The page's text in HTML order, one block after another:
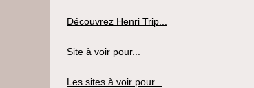
Découvrez Henri Trip...
Site à voir pour...
Les sites à voir pour...